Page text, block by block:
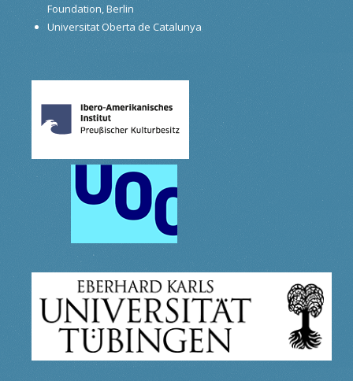
Foundation, Berlin
Universitat Oberta de Catalunya